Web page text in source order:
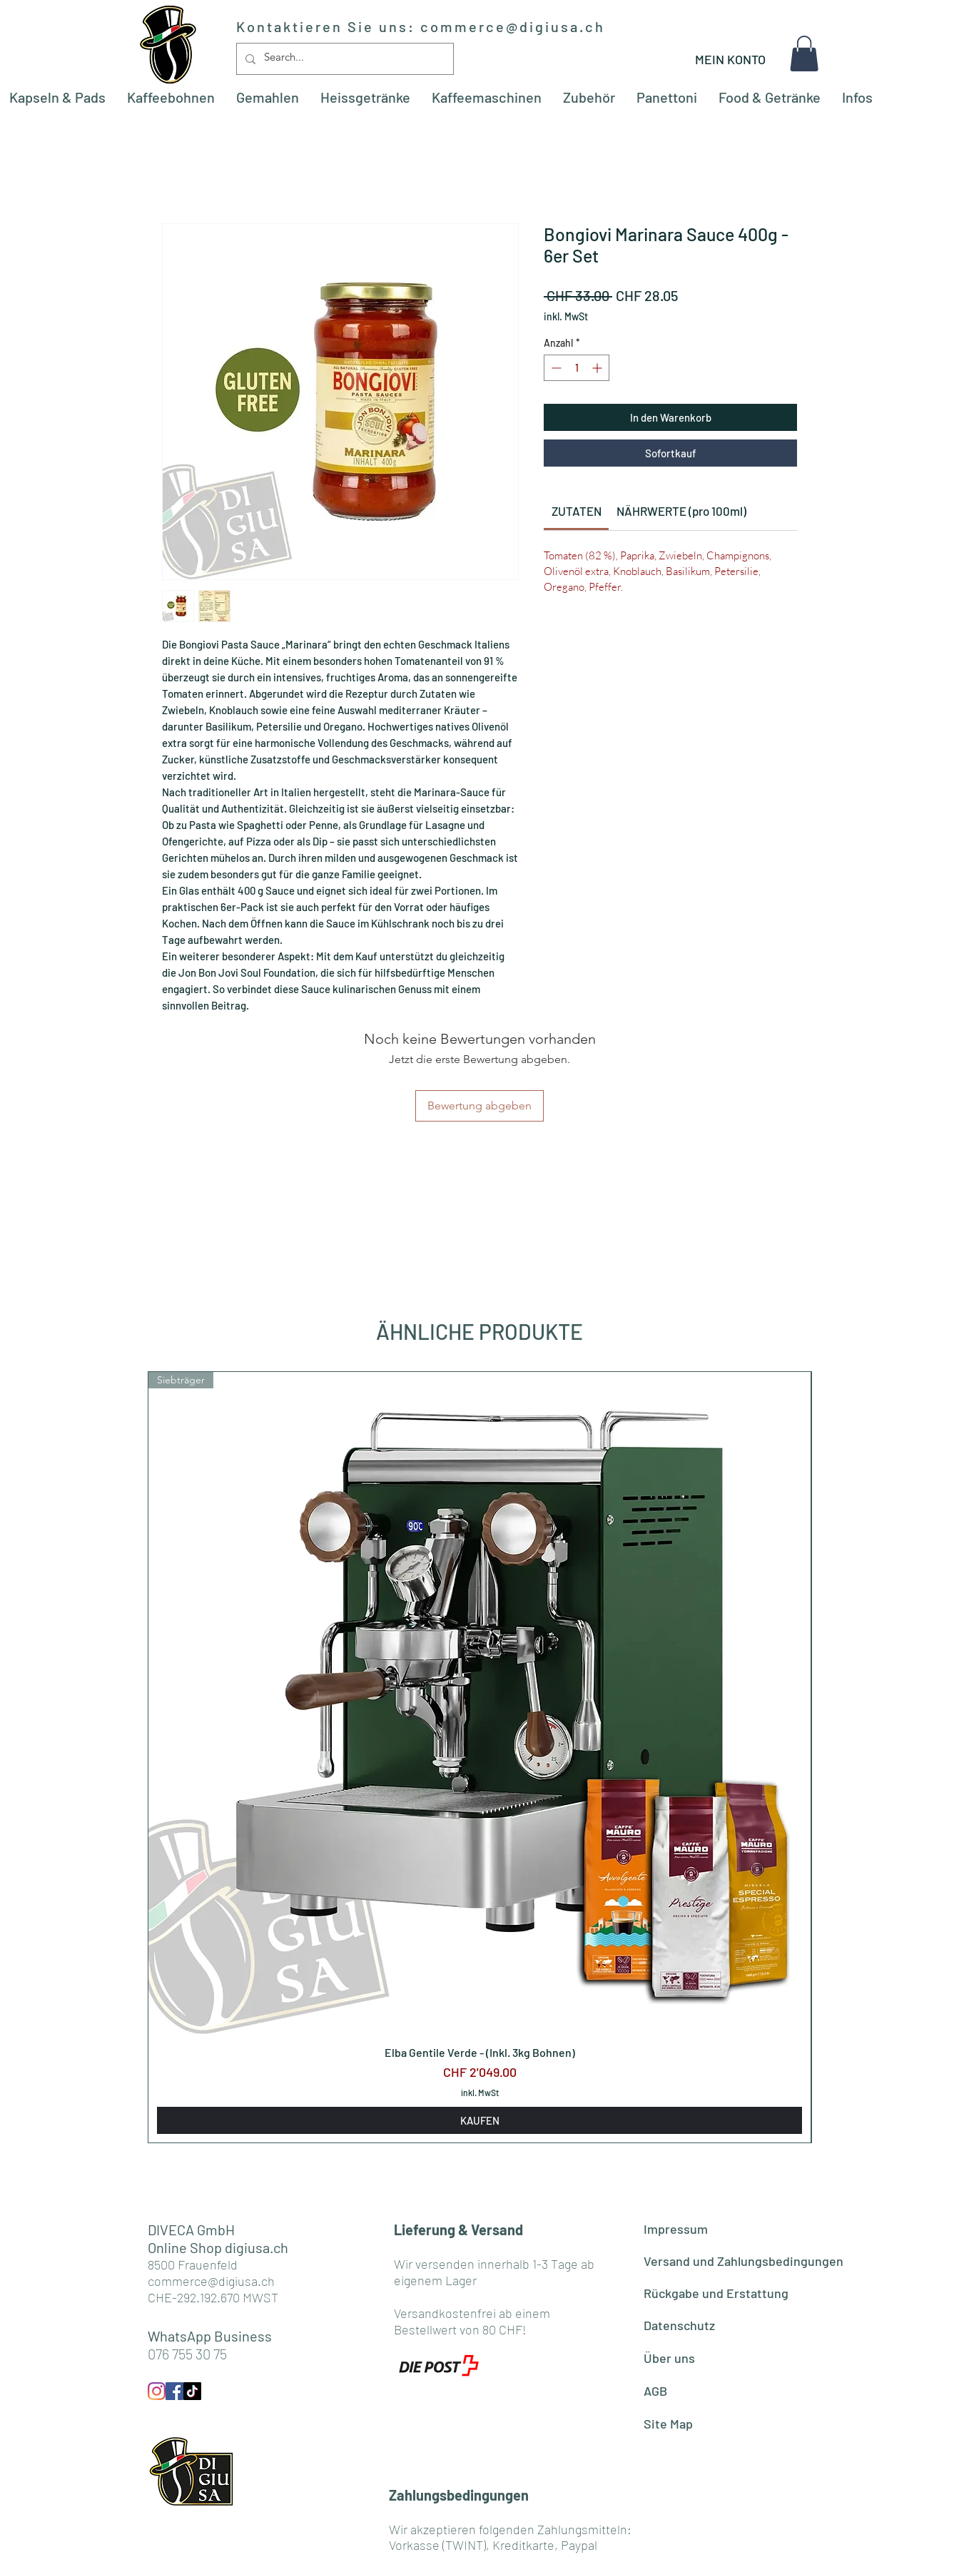
Kontaktieren Sie uns: commerce@digiusa.ch
MEIN KONTO
Kapseln & Pads Kaffeebohnen Gemahlen Heissgetränke Kaffeemaschinen Zubehör Panettoni Food & Getränke Infos
Die Bongiovi Pasta Sauce „Marinara“ bringt den echten Geschmack Italiens
direkt in deine Küche. Mit einem besonders hohen Tomatenanteil von 91 %
überzeugt sie durch ein intensives, fruchtiges Aroma, das an sonnengereifte
Tomaten erinnert. Abgerundet wird die Rezeptur durch Zutaten wie
Zwiebeln, Knoblauch sowie eine feine Auswahl mediterraner Kräuter –
darunter Basilikum, Petersilie und Oregano. Hochwertiges natives Olivenöl
extra sorgt für eine harmonische Vollendung des Geschmacks, während auf
Zucker, künstliche Zusatzstoffe und Geschmacksverstärker konsequent
verzichtet wird.
Nach traditioneller Art in Italien hergestellt, steht die Marinara-Sauce für
Qualität und Authentizität. Gleichzeitig ist sie äußerst vielseitig einsetzbar:
Ob zu Pasta wie Spaghetti oder Penne, als Grundlage für Lasagne und
Ofengerichte, auf Pizza oder als Dip – sie passt sich unterschiedlichsten
Gerichten mühelos an. Durch ihren milden und ausgewogenen Geschmack ist
sie zudem besonders gut für die ganze Familie geeignet.
Ein Glas enthält 400 g Sauce und eignet sich ideal für zwei Portionen. Im
praktischen 6er-Pack ist sie auch perfekt für den Vorrat oder häufiges
Kochen. Nach dem Öffnen kann die Sauce im Kühlschrank noch bis zu drei
Tage aufbewahrt werden.
Ein weiterer besonderer Aspekt: Mit dem Kauf unterstützt du gleichzeitig
die Jon Bon Jovi Soul Foundation, die sich für hilfsbedürftige Menschen
engagiert. So verbindet diese Sauce kulinarischen Genuss mit einem
sinnvollen Beitrag.
Bongiovi Marinara Sauce 400g -
6er Set
CHF 33.00 Standardpreis
CHF 28.05Sale-
inkl. MwSt
Anzahl *
In den Warenkorb
Sofortkauf
ZUTATEN NÄHRWERTE (pro 100ml)
Tomaten (82 %), Paprika, Zwiebeln, Champignons,
Olivenöl extra, Knoblauch, Basilikum, Petersilie,
Oregano, Pfeffer.
Noch keine Bewertungen vorhanden
Jetzt die erste Bewertung abgeben.
Bewertung abgeben
ÄHNLICHE PRODUKTE
Siebträger
Elba Gentile Verde - (Inkl. 3kg Bohnen)
Preis
CHF 2'049.00
inkl. MwSt
KAUFEN
DIVECA GmbH
Online Shop digiusa.ch
8500 Frauenfeld
commerce@digiusa.ch
CHE-292.192.670 MWST
WhatsApp Business
076 755 30 75
Lieferung & Versand
Wir versenden innerhalb 1-3 Tage ab
eigenem Lager
Versandkostenfrei ab einem
Bestellwert von 80 CHF!
Impressum
Versand und Zahlungsbedingungen
Rückgabe und Erstattung
Datenschutz
Über uns
AGB
Site Map
Zahlungsbedingungen
Wir akzeptieren folgenden Zahlungsmitteln:
Vorkasse (TWINT), Kreditkarte, Paypal